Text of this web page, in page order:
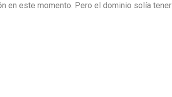
en este momento. Pero el dominio solía tener